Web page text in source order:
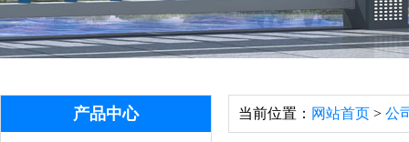
当前位置： 网站首页 > 公
产品中心